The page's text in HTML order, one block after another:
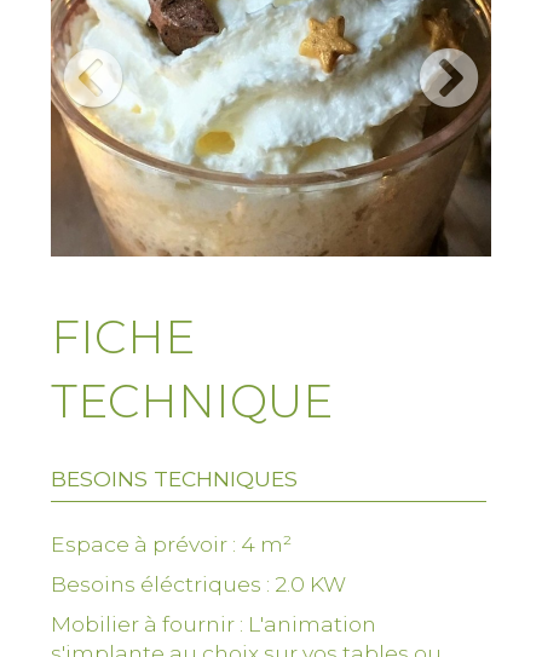
Le déroulement de l’animation
Le chocolat chaud est d'abord cuit de
longues minutes pour épaissir, puis
stockée dans des chocolatières pour le
maintenir au chaud pendant le service.
Les variantes
Recettes de Noël
Les avantages d'une animation Bar à
artisanale à partir de chocolat noir de
l'événement
FICHE
TECHNIQUE
BESOINS TECHNIQUES
Espace à prévoir : 4 m²
Besoins éléctriques : 2.0 KW
Mobilier à fournir : L'animation